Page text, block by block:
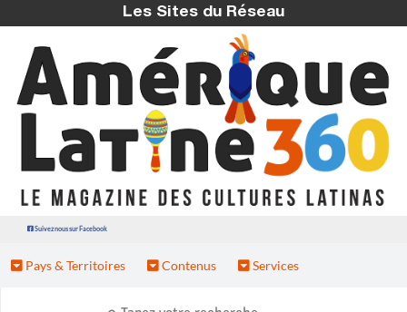
Les Sites du Réseau
Suivez nous sur Facebook
Pays & Territoires Contenus Services